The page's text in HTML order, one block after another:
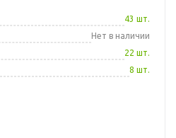
43 шт.
Нет в наличии
22 шт.
8 шт.